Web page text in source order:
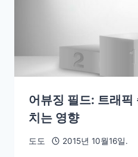
어뷰징 필드: 트래픽
치는 영향
도도 2015년 10월16일.